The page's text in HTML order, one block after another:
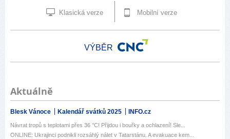
Klasická verze Mobilní verze
VÝBĚR
Aktuálně
Blesk Vánoce Kalendář svátků 2025 INFO.cz
Návrat tropů s teplotami přes 36 °C! Přijdou i bouřky a ochlazení! Sle...
ONLINE: Ukrajinci podnikli rozsáhlý nálet v Tatarstánu. A evakuace kem...